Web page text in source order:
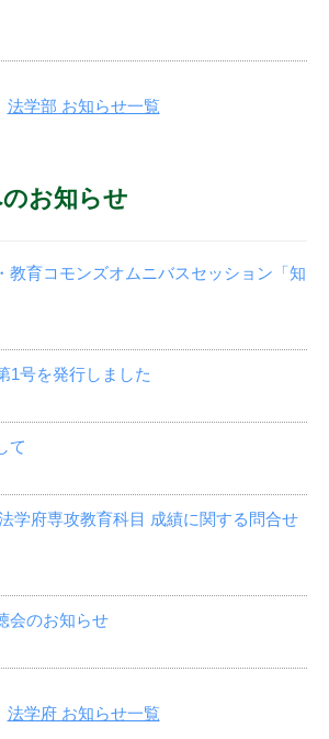
法学部 お知らせ一覧
お知らせ
教育コモンズオムニバスセッション「知
1号を発行しました
て
学府専攻教育科目 成績に関する問合せ
会のお知らせ
法学府 お知らせ一覧